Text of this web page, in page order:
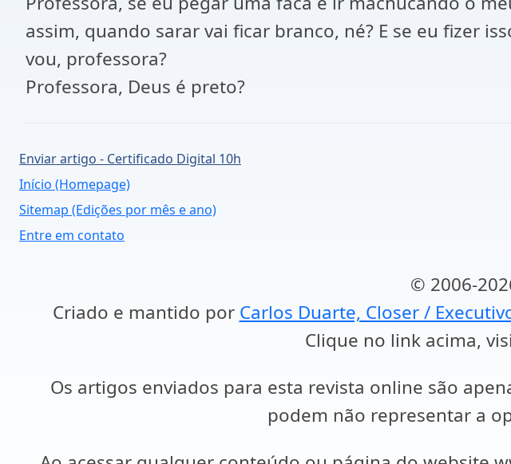
assim, quando sarar vai ficar branco, né? E se eu fizer
vou, professora?
Professora, Deus é preto?
Enviar artigo - Certificado Digital 10h
Início (Homepage)
Sitemap (Edições por mês e ano)
Entre em contato
© 2006-
Criado e mantido por Carlos Duarte, Closer /
Clique no link acima,
Os artigos enviados para esta revista online são
podem não representar a